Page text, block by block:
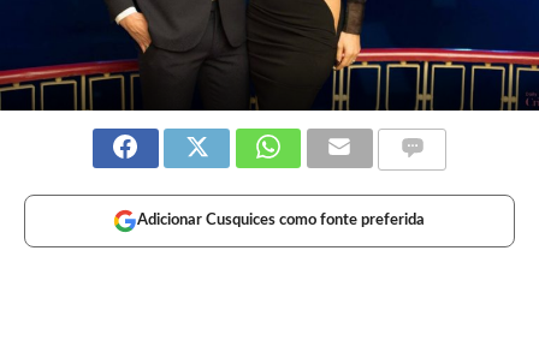
Adicionar Cusquices como fonte preferida